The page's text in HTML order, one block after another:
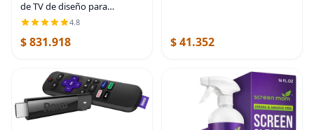
de TV de diseño para
televisores de 32, 43, 50, 55 y
65 pulgadas, soporte de TV
de piso para espacios
4.8
$ 831.918 $ 41.352